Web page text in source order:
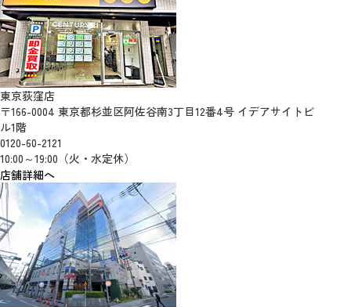
東京荻窪店
〒166-0004 東京都杉並区阿佐谷南3丁目12番4号 イデアサイトビ
ル1階
0120-60-2121
10:00～19:00（火・水定休）
店舗詳細へ